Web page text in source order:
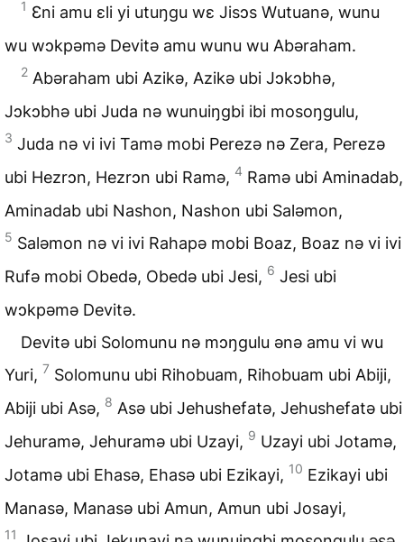
1 Ɛni amu ɛli yi utuŋgu wɛ Jisɔs Wutuanə, wunu
wu wɔkpəmə Devitə amu wunu wu Abəraham.
2 Abəraham ubi Azikə, Azikə ubi Jɔkɔbhə,
Jɔkɔbhə ubi Juda nə wunuiŋgbi ibi mosoŋgulu,
3 Juda nə vi ivi Tamə mobi Perezə nə Zera, Perezə
ubi Hezrɔn, Hezrɔn ubi Ramə, 4 Ramə ubi Aminadab,
Aminadab ubi Nashon, Nashon ubi Saləmon,
5 Saləmon nə vi ivi Rahapə mobi Boaz, Boaz nə vi ivi
Rufə mobi Obedə, Obedə ubi Jesi, 6 Jesi ubi
wɔkpəmə Devitə.
Devitə ubi Solomunu nə mɔŋgulu ənə amu vi wu
Yuri, 7 Solomunu ubi Rihobuam, Rihobuam ubi Abiji,
Abiji ubi Asə, 8 Asə ubi Jehushefatə, Jehushefatə ubi
Jehuramə, Jehuramə ubi Uzayi, 9 Uzayi ubi Jotamə,
Jotamə ubi Ehasə, Ehasə ubi Ezikayi, 10 Ezikayi ubi
Manasə, Manasə ubi Amun, Amun ubi Josayi,
11